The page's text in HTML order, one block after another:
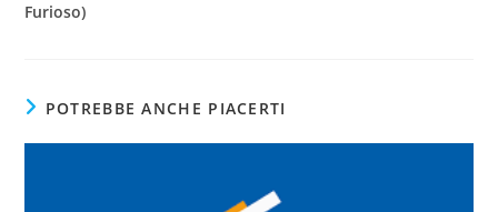
Furioso)
POTREBBE ANCHE PIACERTI